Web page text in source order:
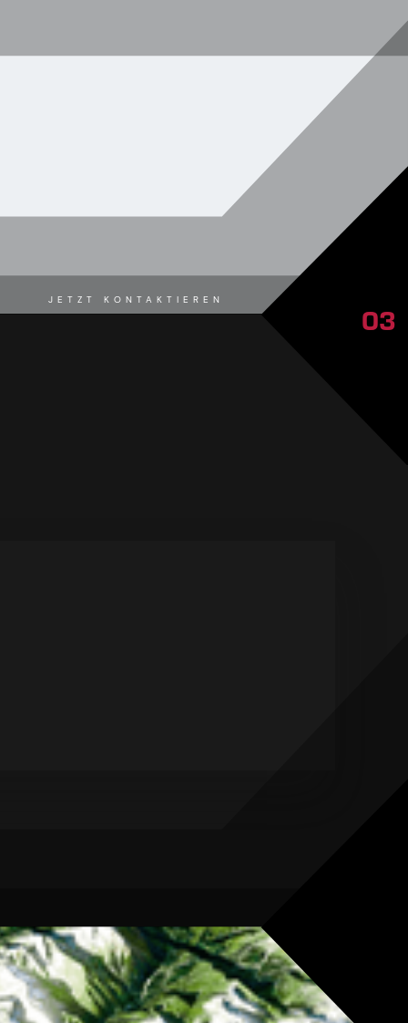
JETZT KONTAKTIEREN 03